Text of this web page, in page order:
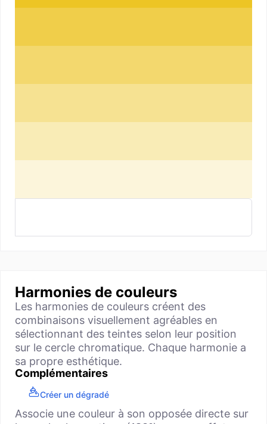
Harmonies de couleurs
Les harmonies de couleurs créent des
combinaisons visuellement agréables en
sélectionnant des teintes selon leur position
sur le cercle chromatique. Chaque harmonie a
sa propre esthétique.
Complémentaires
Créer un dégradé
Associe une couleur à son opposée directe sur